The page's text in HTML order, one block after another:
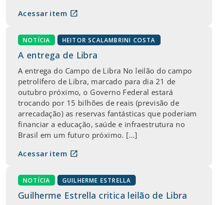
Acessar item open_in_new
NOTÍCIA HEITOR SCALAMBRINI COSTA
A entrega de Libra
A entrega do Campo de Libra No leilão do campo
petrolífero de Libra, marcado para dia 21 de
outubro próximo, o Governo Federal estará
trocando por 15 bilhões de reais (previsão de
arrecadação) as reservas fantásticas que poderiam
financiar a educação, saúde e infraestrutura no
Brasil em um futuro próximo. […]
Acessar item open_in_new
NOTÍCIA GUILHERME ESTRELLA
Guilherme Estrella critica leilão de Libra